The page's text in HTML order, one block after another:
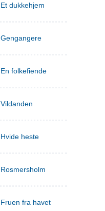
Et dukkehjem
Gengangere
En folkefiende
Vildanden
Hvide heste
Rosmersholm
Fruen fra havet